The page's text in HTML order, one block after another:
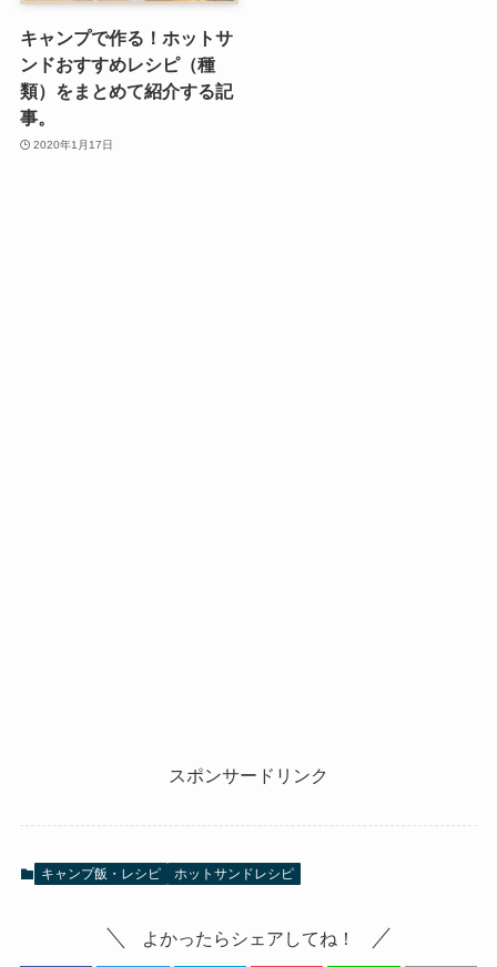
キャンプで作る！ホットサ
ンドおすすめレシピ（種
類）をまとめて紹介する記
事。
2020年1月17日
スポンサードリンク
キャンプ飯・レシピ ホットサンドレシピ
よかったらシェアしてね！